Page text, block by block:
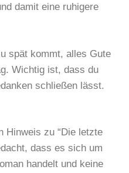
damit eine ruhigere
spät kommt, alles Gute
Wichtig ist, dass du
schließen lässt.
Hinweis zu “Die letzte
dass es sich um
handelt und keine